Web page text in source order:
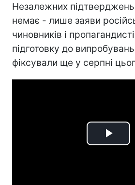
Незалежних
немає - лише заяви
чиновників і
підготовку до
фіксували ще у серпні
Play